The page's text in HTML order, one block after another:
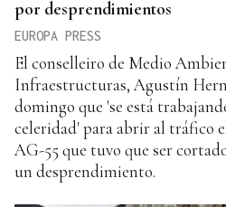
por desprendimientos
EUROPA PRESS
El conselleiro de Medio
Infraestructuras, Agustín
domingo que 'se está
celeridad' para abrir al tráfico
AG-55 que tuvo que ser
un desprendimiento.